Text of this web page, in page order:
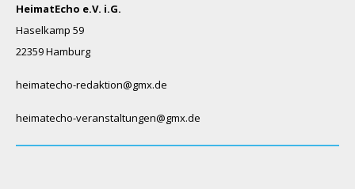
HeimatEcho e.V. i.G.
Haselkamp 59
22359 Hamburg
heimatecho-redaktion@gmx.de
heimatecho-veranstaltungen@gmx.de